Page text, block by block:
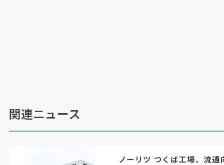
関連ニュース
ノーリツ つくば工場、流